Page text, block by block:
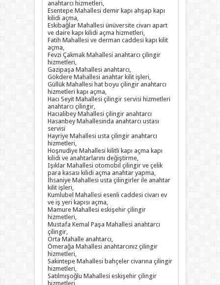
anahtarcı hizmetleri,
Esentepe Mahallesi demir kapı ahşap kapı
kilidi açma,
Eskibağlar Mahallesi ünüversite civarı apart
ve daire kapı kilidi açma hizmetleri,
Fatih Mahallesi ve derman caddesi kapı kilit
açma,
Fevzi Çakmak Mahallesi anahtarcı çilingir
hizmetleri,
Gazipaşa Mahallesi anahtarcı,
Gökdere Mahallesi anahtar kilit işleri,
Güllük Mahallesi hat boyu çilingir anahtarcı
hizmetleri kapı açma,
Hacı Seyit Mahallesi çilingir servisi hizmetleri
anahtarcı çilingir,
Hacıalibey Mahallesi çilingir anahtarcı
Hasanbey Mahallesinda anahtarcı ustası
servisi
Hayriye Mahallesi usta çilingir anahtarcı
hizmetleri,
Hoşnudiye Mahallesi kilitli kapı açma kapı
kilidi ve anahtarlarını değiştirme,
Işıklar Mahallesi otomobil çilingir ve çelik
para kasası kilidi açma anahtar yapma,
İhsaniye Mahallesi usta çilingirler ile anahtar
kilit işleri,
Kumlubel Mahallesi esenli caddesi civarı ev
ve iş yeri kapısı açma,
Mamure Mahallesi eskişehir çilingir
hizmetleri,
Mustafa Kemal Paşa Mahallesi anahtarcı
çilingir,
Orta Mahalle anahtarcı,
Ömerağa Mahallesi anahtarcınız çilingir
hizmetleri,
Sakintepe Mahallesi bahçeler civarına çilingir
hizmetleri,
Satılmışoğlu Mahallesi eskişehir çilingir
hizmetleri,